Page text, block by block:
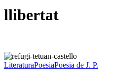
llibertat
Refugi
antiaeri
LiteraturaPoesiaPoesia de J. P.